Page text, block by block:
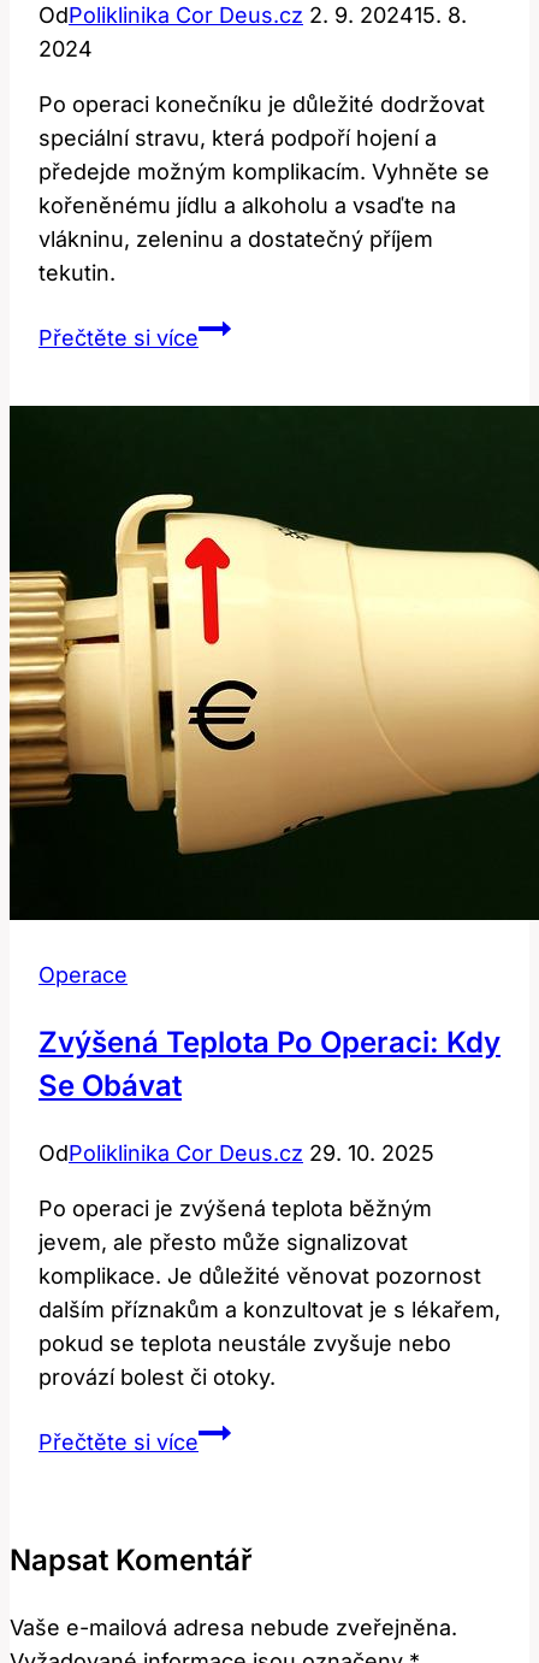
OdPoliklinika Cor Deus.cz 2. 9. 202415. 8.
2024
Po operaci konečníku je důležité dodržovat
speciální stravu, která podpoří hojení a
předejde možným komplikacím. Vyhněte se
kořeněnému jídlu a alkoholu a vsaďte na
vlákninu, zeleninu a dostatečný příjem
tekutin.
Přečtěte si víceStrava
a
čeho
se
vyvarovat
Operace
Zvýšená Teplota Po Operaci: Kdy
Se Obávat
OdPoliklinika Cor Deus.cz 29. 10. 2025
Po operaci je zvýšená teplota běžným
jevem, ale přesto může signalizovat
komplikace. Je důležité věnovat pozornost
dalším příznakům a konzultovat je s lékařem,
pokud se teplota neustále zvyšuje nebo
provází bolest či otoky.
Přečtěte si víceZvýšená
Kdy
obávat
Napsat Komentář
Vaše e-mailová adresa nebude zveřejněna.